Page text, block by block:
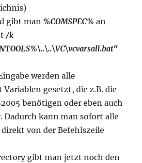
gibt man %COMSPEC%an
/k
werden alle
gesetzt, die z.B. die
benötigen oder eben auch
Dadurch kann man sofort alle
direkt von der Befehlszeile
gibt man jetzt noch den